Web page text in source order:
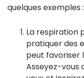
quelques exemples :
La respiration
pratiquer des
peut favoriser
Asseyez-vous